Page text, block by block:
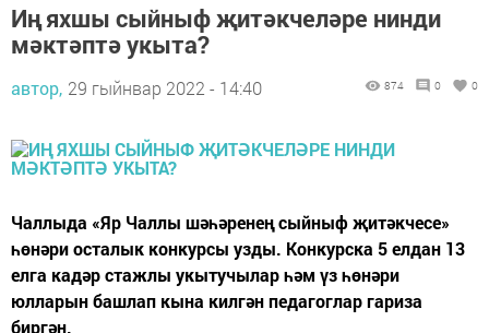
Иң яхшы сыйныф җитәкчеләре нинди
мәктәптә укыта?
автор, 29 гыйнвар 2022 - 14:40 874 0 0
Чаллыда «Яр Чаллы шәһәренең сыйныф җитәкчесе»
һөнәри осталык конкурсы узды. Конкурска 5 елдан 13
елга кадәр стажлы укытучылар һәм үз һөнәри
юлларын башлап кына килгән педагоглар гариза
биргән.